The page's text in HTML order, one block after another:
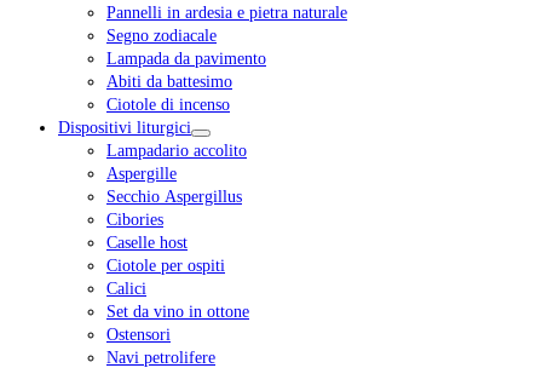
Pannelli in ardesia e pietra naturale
Segno zodiacale
Lampada da pavimento
Abiti da battesimo
Ciotole di incenso
Dispositivi liturgici
Lampadario accolito
Aspergille
Secchio Aspergillus
Cibories
Caselle host
Ciotole per ospiti
Calici
Set da vino in ottone
Ostensori
Navi petrolifere